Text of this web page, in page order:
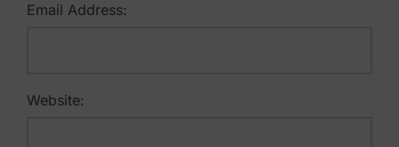
Email Address:
Website: